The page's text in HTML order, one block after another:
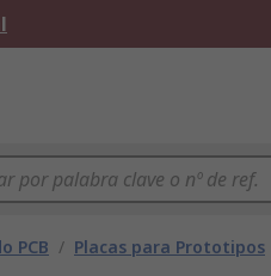
PCB / Placas para Prototipos